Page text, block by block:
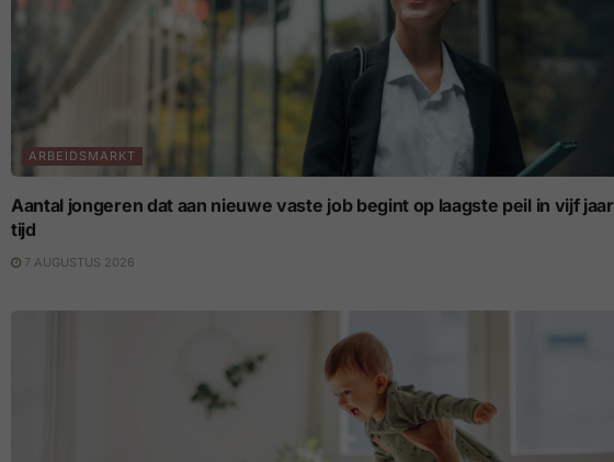
ARBEIDSMARKT
Aantal jongeren dat aan nieuwe vaste job begint op laagste peil in vijf jaar
tijd
7 AUGUSTUS 2026